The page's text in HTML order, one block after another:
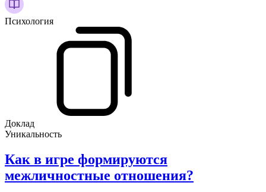
Психология
Доклад
Уникальность
Как в игре формируются
межличностные отношения?